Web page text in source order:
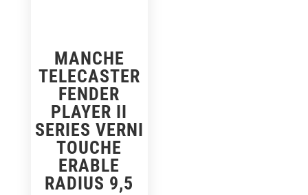
MANCHE
TELECASTER
FENDER
PLAYER II
SERIES VERNI
TOUCHE
ERABLE
RADIUS 9,5